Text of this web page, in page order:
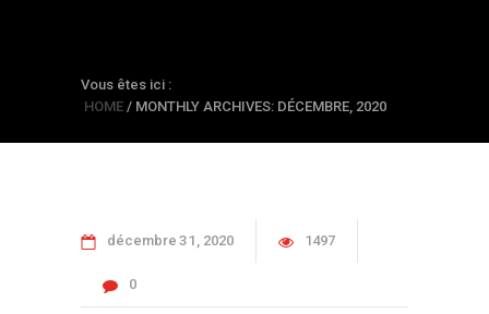
Vous êtes ici :
HOME / MONTHLY ARCHIVES: DÉCEMBRE, 2020
décembre 31 2020 1497
0